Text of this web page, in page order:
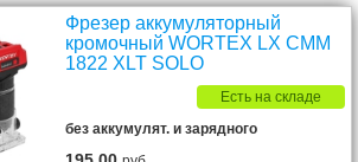
Фрезер аккумуляторный
кромочный WORTEX LX CMM
1822 XLT SOLO
Есть на складе
без аккумулят. и зарядного